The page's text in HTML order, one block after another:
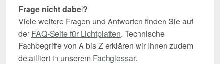
Frage nicht dabei?
Viele weitere Fragen und Antworten finden Sie auf
der FAQ-Seite für Lichtplatten. Technische
Fachbegriffe von A bis Z erklären wir Ihnen zudem
detailliert in unserem Fachglossar.